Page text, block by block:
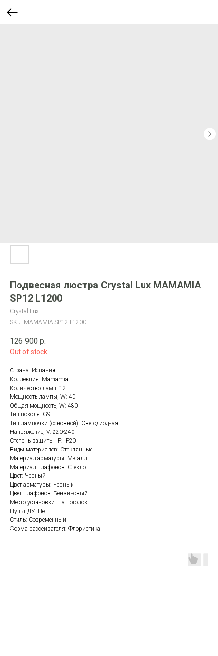
Подвесная люстра Crystal Lux MAMAMIA
SP12 L1200
Crystal Lux
SKU: MAMAMIA SP12 L1200
126 900 р.
Out of stock
Страна: Испания
Коллекция: Mamamia
Количество ламп: 12
Мощность лампы, W: 40
Общая мощность, W: 480
Тип цоколя: G9
Тип лампочки (основной): Светодиодная
Напряжение, V: 220-240
Степень защиты, IP: IP20
Виды материалов: Стеклянные
Материал арматуры: Металл
Материал плафонов: Стекло
Цвет: Черный
Цвет арматуры: Черный
Цвет плафонов: Бензиновый
Место установки: На потолок
Пульт ДУ: Нет
Стиль: Современный
Форма рассеивателя: Флористика